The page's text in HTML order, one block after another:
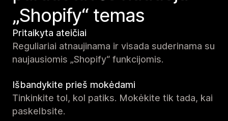
„Shopify“ temas
Pritaikyta ateičiai
Reguliariai atnaujinama ir visada suderinama su
naujausiomis „Shopify“ funkcijomis.
Išbandykite prieš mokėdami
Tinkinkite tol, kol patiks. Mokėkite tik tada, kai
paskelbsite.